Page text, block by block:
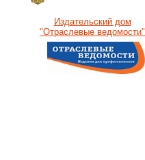
Издательский дом
"Отраслевые ведомости"